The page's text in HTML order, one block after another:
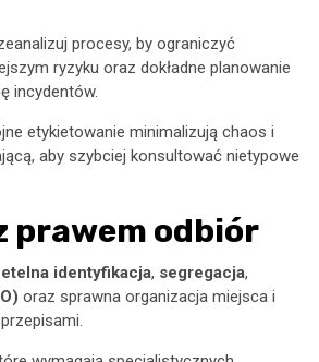
procesy, by ograniczyć
ryzyku oraz dokładne planowanie
incydentów.
etykietowanie minimalizują chaos i
aby szybciej konsultować nietypowe
prawem odbiór
identyfikacja, segregacja,
oraz sprawna organizacja miejsca i